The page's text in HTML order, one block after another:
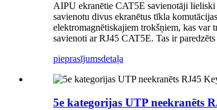
AIPU ekranētie CAT5E savienotāji lieliski
savienotu divus ekranētus tīkla
elektromagnētiskajiem trokšņiem, kas var
savienoti ar RJ45 CAT5E. Tas ir
pieprasījumsdetaļa
5e kategorijas UTP neekranēts